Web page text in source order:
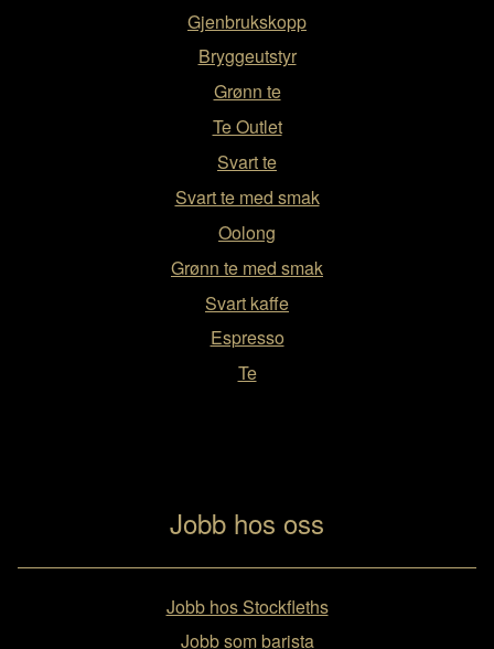
Gjenbrukskopp
Bryggeutstyr
Grønn te
Te Outlet
Svart te
Svart te med smak
Oolong
Grønn te med smak
Svart kaffe
Espresso
Te
Jobb hos oss
Jobb hos Stockfleths
Jobb som barista